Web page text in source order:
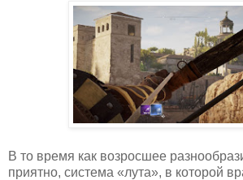
В то время как возросшее
приятно, система «лута», в которой